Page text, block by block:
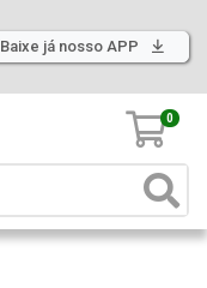
Baixe já nosso APP
0